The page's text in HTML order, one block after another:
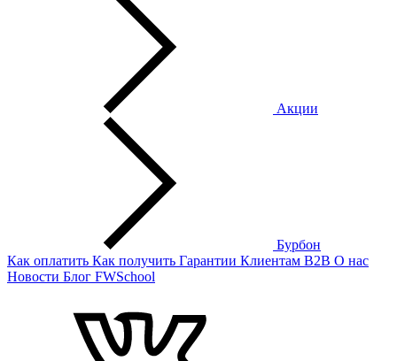
Акции
Бурбон
Как оплатить Как получить Гарантии Клиентам B2B О нас
Новости Блог FWSchool